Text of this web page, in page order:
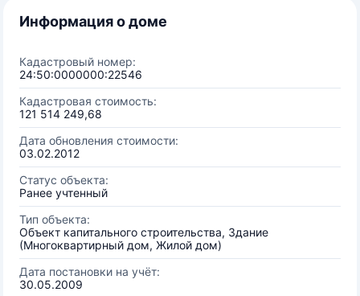
Информация о доме
Кадастровый номер:
24:50:0000000:22546
Кадастровая стоимость:
121 514 249,68
Дата обновления стоимости:
03.02.2012
Статус объекта:
Ранее учтенный
Тип объекта:
Объект капитального строительства, Здание
(Многоквартирный дом, Жилой дом)
Дата постановки на учёт:
30.05.2009